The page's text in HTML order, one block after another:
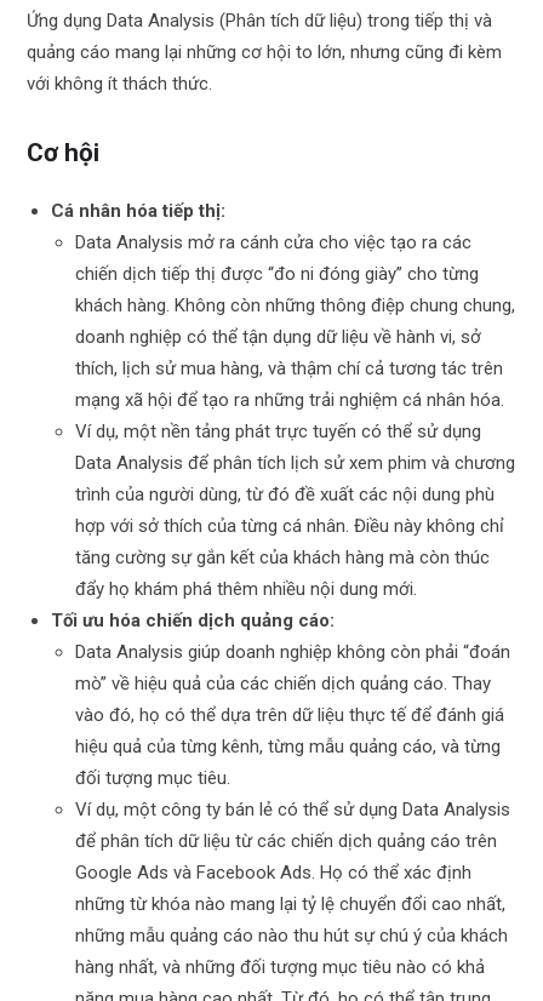
Ứng dụng Data Analysis (Phân tích dữ liệu) trong tiếp thị và
quảng cáo mang lại những cơ hội to lớn, nhưng cũng đi kèm
với không ít thách thức.
Cơ hội
Cá nhân hóa tiếp thị:
Data Analysis mở ra cánh cửa cho việc tạo ra các
chiến dịch tiếp thị được “đo ni đóng giày” cho từng
khách hàng. Không còn những thông điệp chung chung,
doanh nghiệp có thể tận dụng dữ liệu về hành vi, sở
thích, lịch sử mua hàng, và thậm chí cả tương tác trên
mạng xã hội để tạo ra những trải nghiệm cá nhân hóa.
Ví dụ, một nền tảng phát trực tuyến có thể sử dụng
Data Analysis để phân tích lịch sử xem phim và chương
trình của người dùng, từ đó đề xuất các nội dung phù
hợp với sở thích của từng cá nhân. Điều này không chỉ
tăng cường sự gắn kết của khách hàng mà còn thúc
đẩy họ khám phá thêm nhiều nội dung mới.
Tối ưu hóa chiến dịch quảng cáo:
Data Analysis giúp doanh nghiệp không còn phải “đoán
mò” về hiệu quả của các chiến dịch quảng cáo. Thay
vào đó, họ có thể dựa trên dữ liệu thực tế để đánh giá
hiệu quả của từng kênh, từng mẫu quảng cáo, và từng
đối tượng mục tiêu.
Ví dụ, một công ty bán lẻ có thể sử dụng Data Analysis
để phân tích dữ liệu từ các chiến dịch quảng cáo trên
Google Ads và Facebook Ads. Họ có thể xác định
những từ khóa nào mang lại tỷ lệ chuyển đổi cao nhất,
những mẫu quảng cáo nào thu hút sự chú ý của khách
hàng nhất, và những đối tượng mục tiêu nào có khả